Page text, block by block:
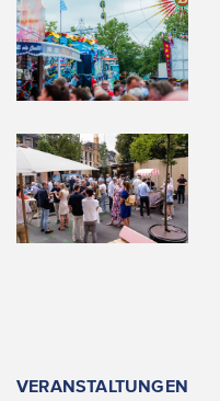
VERANSTALTUNGEN